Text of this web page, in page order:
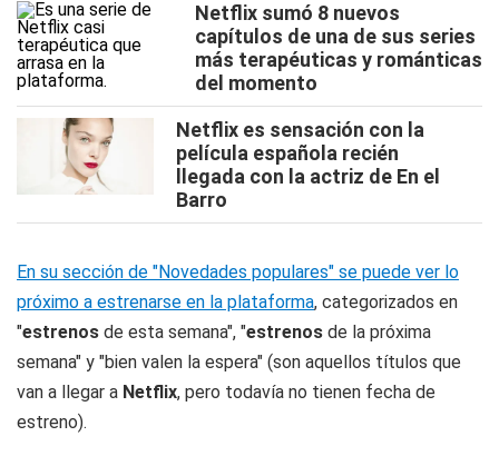
Netflix sumó 8 nuevos
capítulos de una de sus series
más terapéuticas y románticas
del momento
Netflix es sensación con la
película española recién
llegada con la actriz de En el
Barro
En su sección de "Novedades populares" se puede ver lo
próximo a estrenarse en la plataforma, categorizados en
"estrenos de esta semana", "estrenos de la próxima
semana" y "bien valen la espera" (son aquellos títulos que
van a llegar a Netflix, pero todavía no tienen fecha de
estreno).